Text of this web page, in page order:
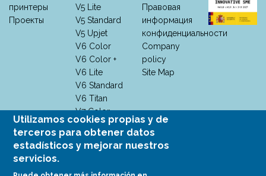
принтеры
Проекты
V5 Lite
V5 Standard
V5 Upjet
V6 Color
V6 Color +
V6 Lite
V6 Standard
V6 Titan
V7 Color
V7 Color +
V7 M +
V7
Правовая
информация
конфиденциальности
Company
policy
Site Map
Utilizamos cookies propias y de
terceros para obtener datos
estadísticos y mejorar nuestros
servicios.